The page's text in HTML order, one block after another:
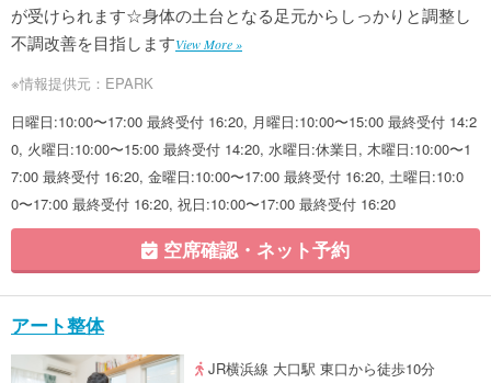
が受けられます☆身体の土台となる足元からしっかりと調整し
不調改善を目指しますView More »
※情報提供元：EPARK
日曜日:10:00〜17:00 最終受付 16:20, 月曜日:10:00〜15:00 最終受付 14:2
0, 火曜日:10:00〜15:00 最終受付 14:20, 水曜日:休業日, 木曜日:10:00〜1
7:00 最終受付 16:20, 金曜日:10:00〜17:00 最終受付 16:20, 土曜日:10:0
0〜17:00 最終受付 16:20, 祝日:10:00〜17:00 最終受付 16:20
空席確認・ネット予約
アート整体
JR横浜線 大口駅 東口から徒歩10分